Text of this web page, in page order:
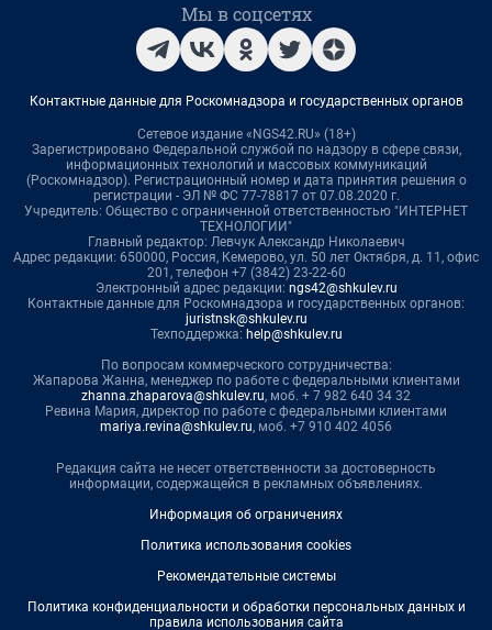
Мы в соцсетях
Контактные данные для Роскомнадзора и государственных органов
Сетевое издание «NGS42.RU» (18+)
Зарегистрировано Федеральной службой по надзору в сфере связи,
информационных технологий и массовых коммуникаций
(Роскомнадзор). Регистрационный номер и дата принятия решения о
регистрации - ЭЛ № ФС 77-78817 от 07.08.2020 г.
Учредитель: Общество с ограниченной ответственностью "ИНТЕРНЕТ
ТЕХНОЛОГИИ"
Главный редактор: Левчук Александр Николаевич
Адрес редакции: 650000, Россия, Кемерово, ул. 50 лет Октября, д. 11, офис
201, телефон +7 (3842) 23-22-60
Электронный адрес редакции: ngs42@shkulev.ru
Контактные данные для Роскомнадзора и государственных органов:
juristnsk@shkulev.ru
Техподдержка: help@shkulev.ru
По вопросам коммерческого сотрудничества:
Жапарова Жанна, менеджер по работе с федеральными клиентами
zhanna.zhaparova@shkulev.ru, моб. + 7 982 640 34 32
Ревина Мария, директор по работе с федеральными клиентами
mariya.revina@shkulev.ru, моб. +7 910 402 4056
Редакция сайта не несет ответственности за достоверность
информации, содержащейся в рекламных объявлениях.
Информация об ограничениях
Политика использования cookies
Рекомендательные системы
Политика конфиденциальности и обработки персональных данных и
правила использования сайта